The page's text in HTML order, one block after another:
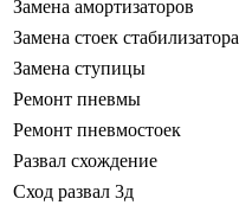
Замена амортизаторов
Замена стоек стабилизатора
Замена ступицы
Ремонт пневмы
Ремонт пневмостоек
Развал схождение
Сход развал 3д